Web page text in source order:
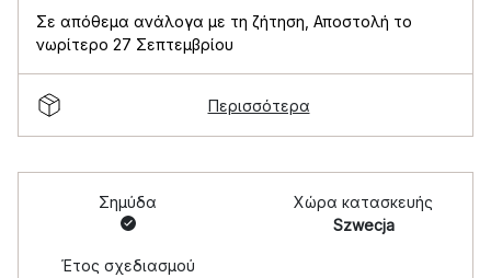
Σε απόθεμα ανάλογα με τη ζήτηση Αποστολή το
νωρίτερο 27 Σεπτεμβρίου
Περισσότερα
Σημύδα
Χώρα κατασκευής
Szwecja
Έτος σχεδιασμού